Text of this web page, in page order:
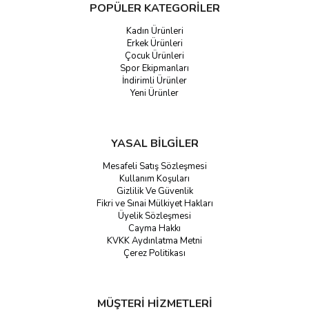
POPÜLER KATEGORİLER
Kadın Ürünleri
Erkek Ürünleri
Çocuk Ürünleri
Spor Ekipmanları
İndirimli Ürünler
Yeni Ürünler
YASAL BİLGİLER
Mesafeli Satış Sözleşmesi
Kullanım Koşuları
Gizlilik Ve Güvenlik
Fikri ve Sınai Mülkiyet Hakları
Üyelik Sözleşmesi
Cayma Hakkı
KVKK Aydınlatma Metni
Çerez Politikası
MÜŞTERİ HİZMETLERİ